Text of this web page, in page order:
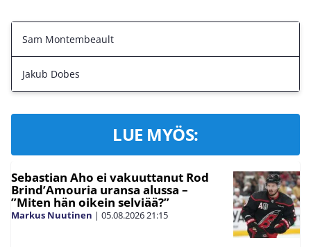
Sam Montembeault
Jakub Dobes
LUE MYÖS:
Sebastian Aho ei vakuuttanut Rod
Brind’Amouria uransa alussa –
”Miten hän oikein selviää?”
Markus Nuutinen | 05.08.202621:15